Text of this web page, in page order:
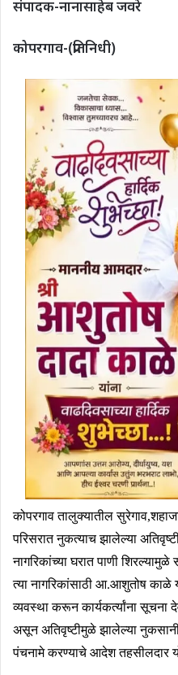
संपादक-नानासाहेब जवरे
कोपरगाव-(प्रतिनिधी)
कोपरगाव तालुक्यातील
परिसरात नुकत्याच झालेल्या
नागरिकांच्या घरात पाणी
त्या नागरिकांसाठी आ.आशुतोष काळे
व्यवस्था करून कार्यकर्त्यांना सूचना
असून अतिवृष्टीमुळे झालेल्या
पंचनामे करण्याचे आदेश तहसीलदार